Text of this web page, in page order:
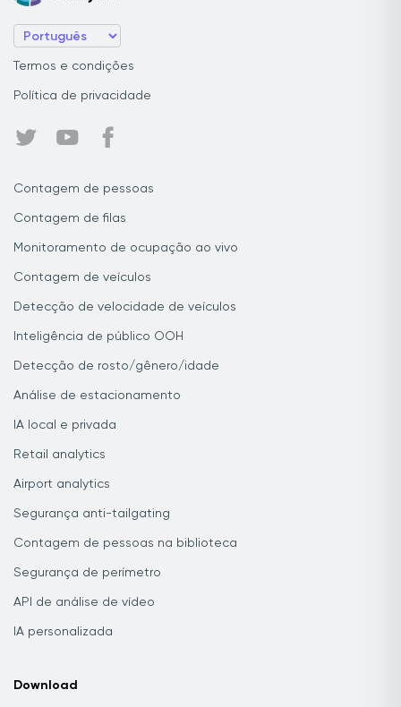
Termos e condições
Política de privacidade
Contagem de pessoas
Contagem de filas
Monitoramento de ocupação ao vivo
Contagem de veículos
Detecção de velocidade de veículos
Inteligência de público OOH
Detecção de rosto/gênero/idade
Análise de estacionamento
IA local e privada
Retail analytics
Airport analytics
Segurança anti-tailgating
Contagem de pessoas na biblioteca
Segurança de perímetro
API de análise de vídeo
IA personalizada
Download